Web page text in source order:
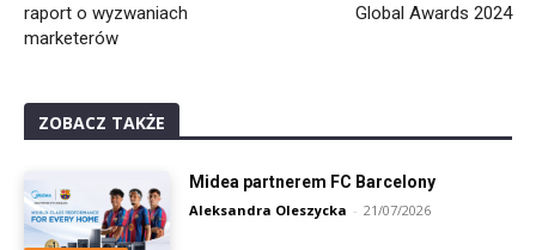
raport o wyzwaniach
marketerów
Global Awards 2024
ZOBACZ TAKŻE
Midea partnerem FC Barcelony
Aleksandra Oleszycka - 21/07/2026